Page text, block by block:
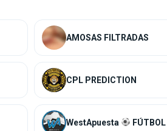
AMOSAS FILTRADAS
CPL PREDICTION
WestApuesta FÚTBOL